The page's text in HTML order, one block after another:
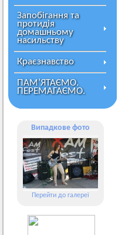
Запобігання та
протидія
домашньому
насильству
Краєзнавство
ПАМ’ЯТАЄМО.
ПЕРЕМАГАЄМО.
Випадкове фото
Перейти до галереї